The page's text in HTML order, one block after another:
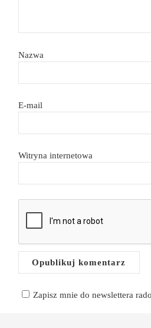
Nazwa
E-mail
Witryna internetowa
Zapisz mnie do newslettera